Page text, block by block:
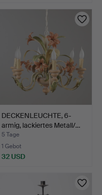
DECKENLEUCHTE, 6-
armig, lackiertes Metall/…
5 Tage
1 Gebot
32 USD